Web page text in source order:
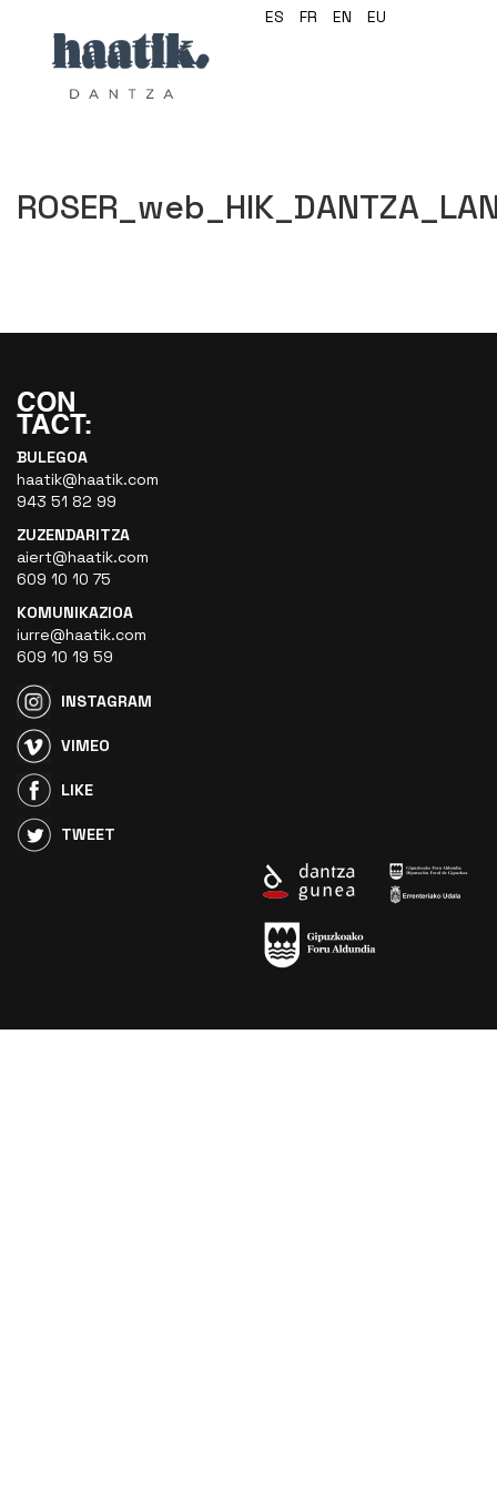
ES FR EN EU
BULEGOA
haatik@haatik.com
943 51 82 99
ZUZENDARITZA
aiert@haatik.com
609 10 10 75
KOMUNIKAZIOA
iurre@haatik.com
609 10 19 59
INSTAGRAM
VIMEO
LIKE
TWEET